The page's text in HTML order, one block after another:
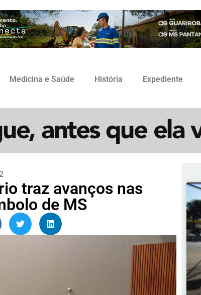
Medicina e Saúde História Expediente
traz avanços nas
de MS